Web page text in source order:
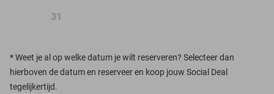
31
*Weet je al op welke datum je wilt reserveren? Selecteer dan
hierboven de datum en reserveer en koop jouw Social Deal
tegelijkertijd.